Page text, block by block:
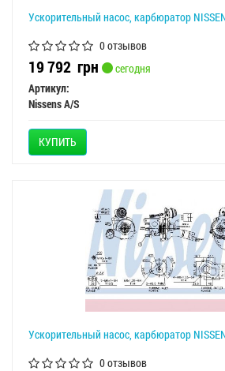
Ускорительный насос, карбюратор
0 отзывов
19 792 грн
сегодня
Артикул:
Nissens A/S
КУПИТЬ
Ускорительный насос, карбюратор
0 отзывов